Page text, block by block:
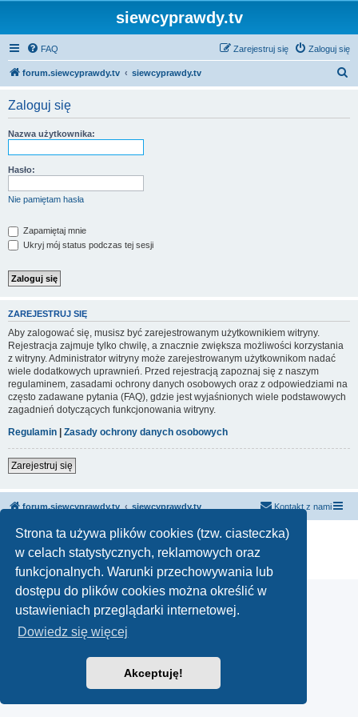
Strona ta używa plików cookies (tzw. ciasteczka)
w celach statystycznych, reklamowych oraz
funkcjonalnych. Warunki przechowywania lub
dostępu do plików cookies można określić w
ustawieniach przeglądarki internetowej.
Dowiedz się więcej
Akceptuję!
siewcyprawdy.tv
FAQ Zaloguj się
Zarejestruj się
forum.siewcyprawdy.tv siewcyprawdy.tv
Zaloguj się
Nazwa użytkownika:
Hasło:
Nie pamiętam hasła
Zapamiętaj mnie
Ukryj mój status podczas tej sesji
ZAREJESTRUJ SIĘ
Aby zalogować się, musisz być zarejestrowanym użytkownikiem witryny.
Rejestracja zajmuje tylko chwilę, a znacznie zwiększa możliwości korzystania
z witryny. Administrator witryny może zarejestrowanym użytkownikom nadać
wiele dodatkowych uprawnień. Przed rejestracją zapoznaj się z naszym
regulaminem, zasadami ochrony danych osobowych oraz z odpowiedziami na
często zadawane pytania (FAQ), gdzie jest wyjaśnionych wiele podstawowych
zagadnień dotyczących funkcjonowania witryny.
Regulamin | Zasady ochrony danych osobowych
Zarejestruj się
forum.siewcyprawdy.tv siewcyprawdy.tv Kontakt z nami
Technologię dostarczaphpBB® Forum Software © phpBB Limited
Polski pakiet językowy dostarczaphpBB.pl